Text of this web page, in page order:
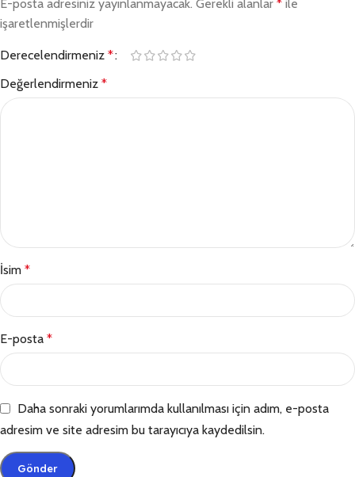
E-posta adresiniz yayınlanmayacak. Gerekli alanlar * ile
işaretlenmişlerdir
Derecelendirmeniz *
Değerlendirmeniz *
İsim *
E-posta *
Daha sonraki yorumlarımda kullanılması için adım, e-posta
adresim ve site adresim bu tarayıcıya kaydedilsin.